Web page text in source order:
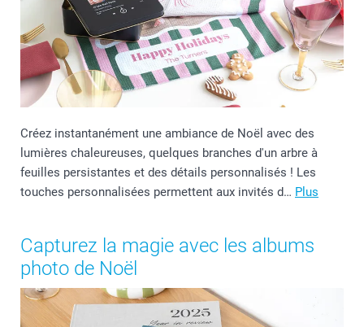
Créez instantanément une ambiance de Noël avec des
lumières chaleureuses, quelques branches d'un arbre à
feuilles persistantes et des détails personnalisés ! Les
touches personnalisées permettent aux invités d… Plus
Capturez la magie avec les albums
photo de Noël